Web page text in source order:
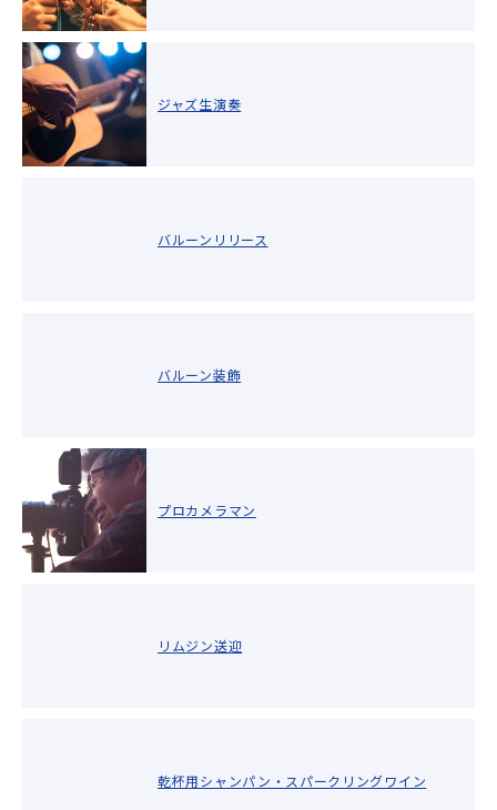
ジャズ生演奏
バルーンリリース
バルーン装飾
プロカメラマン
リムジン送迎
乾杯用シャンパン・スパークリングワイン